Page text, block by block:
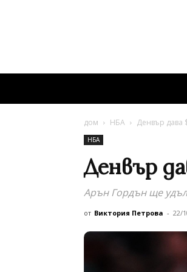
дом НБА Денвър дава
НБА
Денвър
Арън Гордън ще
от Виктория Петрова - 22/